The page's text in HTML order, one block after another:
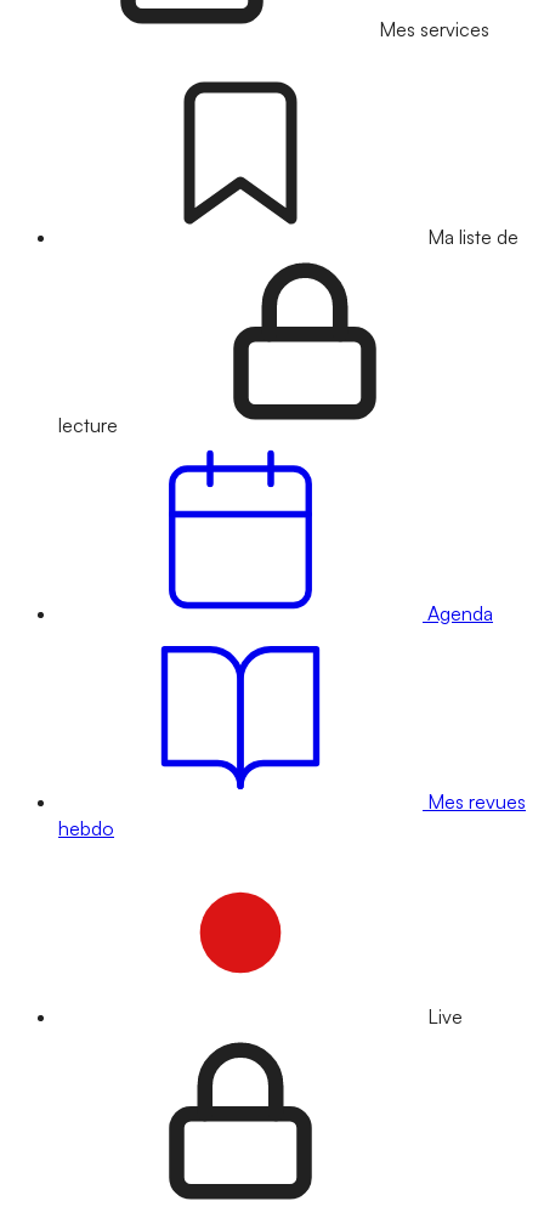
Mes services
Ma liste de
lecture
Agenda
Mes revues
hebdo
Live